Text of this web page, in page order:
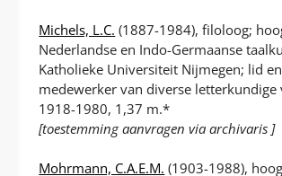
Michels, L.C. (1887-1984), filoloog;
Nederlandse en Indo-Germaanse
Katholieke Universiteit Nijmegen; lid en
medewerker van diverse letterkundige
1918-1980, 1,37 m.*
[toestemming aanvragen via archivaris ]
Mohrmann, C.A.E.M. (1903-1988),